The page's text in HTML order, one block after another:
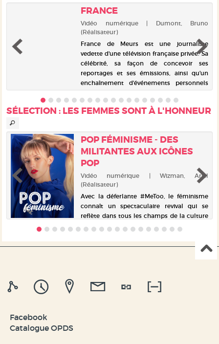
FRANCE
Vidéo numérique | Dumont, Bruno
(Réalisateur)
France de Meurs est une journaliste
vedette d'une télévision française privée. Sa
célébrité, sa façon de concevoir ses
reportages et ses émissions, ainsi qu'un
enchaînement d'événements personnels
vont entraîner une remise en caus...
SÉLECTION : LES FEMMES SONT À L'HONNEUR
POP FÉMINISME - DES
MILITANTES AUX ICÔNES
POP
Vidéo numérique | Wizman, Ariel
(Réalisateur)
Avec la déferlante #MeToo, le féminisme
connaît un spectaculaire revival qui se
reflète dans tous les champs de la culture
pop. Effet de mode ou révolution ? Narrée
dans ce foisonnant...
Facebook
Catalogue OPDS